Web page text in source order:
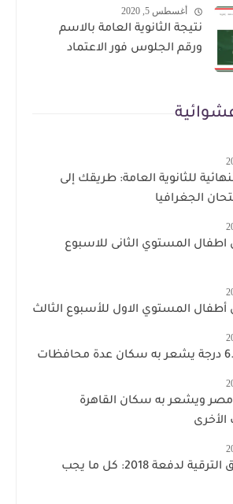
أغسطس 5, 2020
نتيجة الثانوية العامة بالاسم
ورقم الجلوس فور الاعتماد
للثانوية العامة: طريقك إلى
الجغرافيا
المستوي الثانى للاسبوع
المستوي الاول للأسبوع الثالث
ويشعر به سكان القاهرة
شروط وأوراق الترقية لدفعة 2018: كل ما يجب